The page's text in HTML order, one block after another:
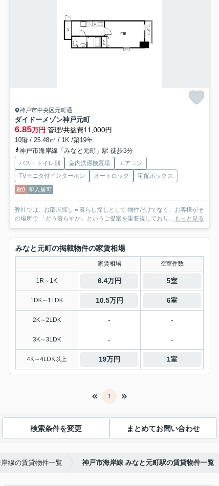
神戸市中央区元町通
ダイドーメゾン神戸元町
6.85万円 管理/共益費11,000円
10階 / 25.48㎡ / 1K /築19年
神戸市海岸線「みなと元町」駅 徒歩3分
バス・トイレ別 室内洗濯機置場
エアコン
TVモニタ付インターホン
オートロック
宅配ボックス
敷0 即入居可
弊社では、お部屋探し＝暮らし探しとして 物件だけでなく、お客様がそ
の場所で 「どう暮らすか」というご提案を重要視しており... もっと見る
みなと元町の掲載物件の家賃相場
家賃相場 空室件数
1R～1K 6.4万円 5室
1DK～1LDK 10.5万円 6室
2K～2LDK - -
3K～3LDK - -
4K～4LDK以上 19万円 1室
1
検索条件を変更 まとめてお問い合わせ
線の賃貸物件一覧 神戸市海岸線 みなと元町駅の賃貸物件一覧